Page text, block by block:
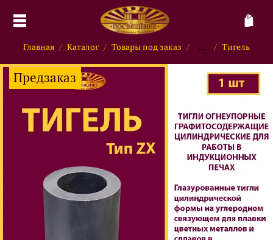
Главная Каталог Товары под заказ ... Тигель
Предзаказ